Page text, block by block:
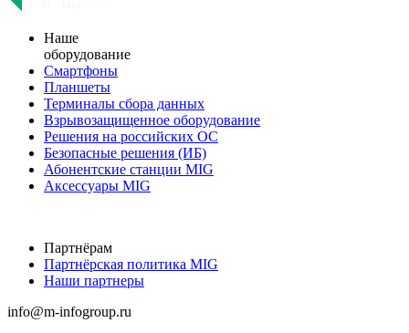
Наше
оборудование
Смартфоны
Планшеты
Терминалы сбора данных
Взрывозащищенное оборудование
Решения на российских ОС
Безопасные решения (ИБ)
Абонентские станции MIG
Аксессуары MIG
Партнёрам
Партнёрская политика MIG
Наши партнеры
info@m-infogroup.ru